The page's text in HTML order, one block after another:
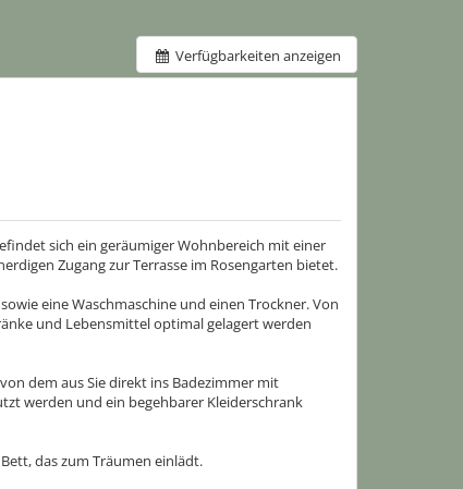
Verfügbarkeiten anzeigen
sich ein geräumiger Wohnbereich mit einer
Zugang zur Terrasse im Rosengarten bietet.
eine Waschmaschine und einen Trockner. Von
und Lebensmittel optimal gelagert werden
dem aus Sie direkt ins Badezimmer mit
werden und ein begehbarer Kleiderschrank
das zum Träumen einlädt.